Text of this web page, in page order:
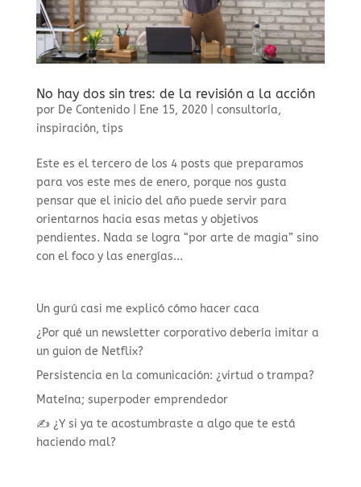
No hay dos sin tres: de la revisión a la acción
por De Contenido| Ene 15, 2020| consultoría,
inspiración, tips
Este es el tercero de los 4 posts que preparamos
para vos este mes de enero, porque nos gusta
pensar que el inicio del año puede servir para
orientarnos hacia esas metas y objetivos
pendientes. Nada se logra “por arte de magia” sino
con el foco y las energías...
Un gurú casi me explicó cómo hacer caca
¿Por qué un newsletter corporativo debería imitar a
un guion de Netflix?
Persistencia en la comunicación: ¿virtud o trampa?
Mateína; superpoder emprendedor
✍️ ¿Y si ya te acostumbraste a algo que te está
haciendo mal?